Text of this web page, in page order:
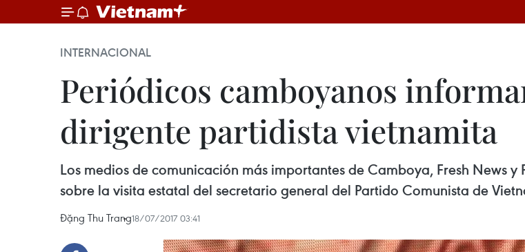
INTERNACIONAL
Periódicos camboyanos
dirigente partidista vietnamita
Los medios de comunicación más importantes de Camboya, Fresh News
sobre la visita estatal del secretario general del Partido Comunista de
Đặng Thu Trang18/07/2017 03:41